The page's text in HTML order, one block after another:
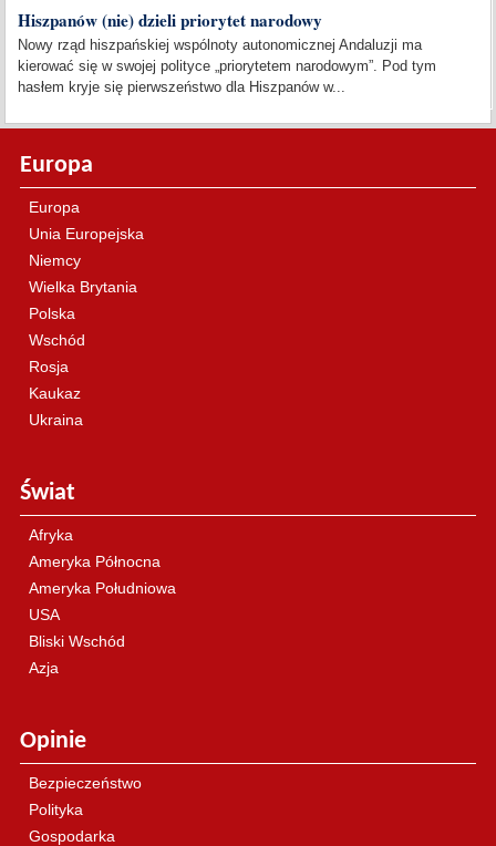
Hiszpanów (nie) dzieli priorytet narodowy
Nowy rząd hiszpańskiej wspólnoty autonomicznej Andaluzji ma
kierować się w swojej polityce „priorytetem narodowym”. Pod tym
hasłem kryje się pierwszeństwo dla Hiszpanów w...
Europa
Europa
Unia Europejska
Niemcy
Wielka Brytania
Polska
Wschód
Rosja
Kaukaz
Ukraina
Świat
Afryka
Ameryka Północna
Ameryka Południowa
USA
Bliski Wschód
Azja
Opinie
Bezpieczeństwo
Polityka
Gospodarka